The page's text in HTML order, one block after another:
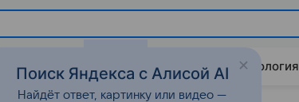
Дом Гороскопы Стиль жизни Психология
Поиск Яндекса с Алисой AI
Найдёт ответ, картинку или видео —